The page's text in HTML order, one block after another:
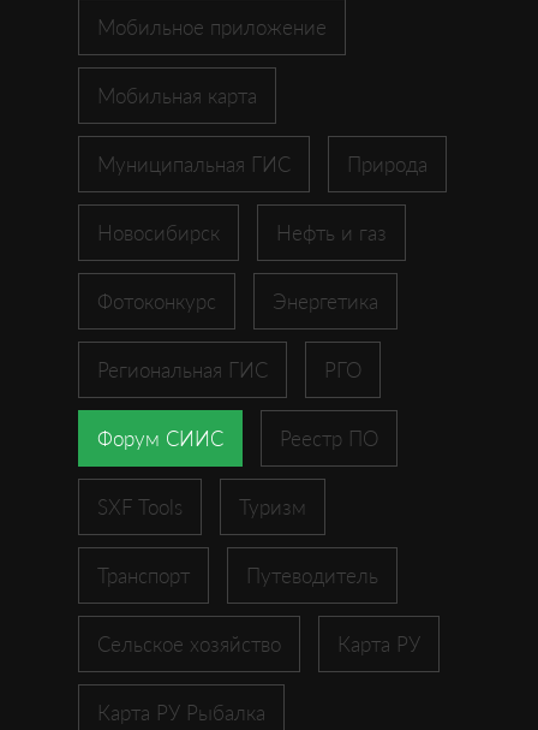
Мобильное приложение
Мобильная карта
Муниципальная ГИС Природа
Новосибирск Нефть и газ
Фотоконкурс Энергетика
Региональная ГИС РГО
Форум СИИС Реестр ПО
SXF Tools Туризм
Транспорт Путеводитель
Сельское хозяйство Карта РУ
Карта РУ Рыбалка